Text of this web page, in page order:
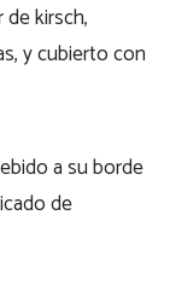
kirsch,
y cubierto con
a su borde
de